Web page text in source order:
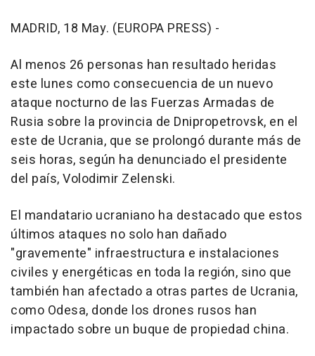
MADRID, 18 May. (EUROPA PRESS) -
Al menos 26 personas han resultado heridas
este lunes como consecuencia de un nuevo
ataque nocturno de las Fuerzas Armadas de
Rusia sobre la provincia de Dnipropetrovsk, en el
este de Ucrania, que se prolongó durante más de
seis horas, según ha denunciado el presidente
del país, Volodimir Zelenski.
El mandatario ucraniano ha destacado que estos
últimos ataques no solo han dañado
"gravemente" infraestructura e instalaciones
civiles y energéticas en toda la región, sino que
también han afectado a otras partes de Ucrania,
como Odesa, donde los drones rusos han
impactado sobre un buque de propiedad china.